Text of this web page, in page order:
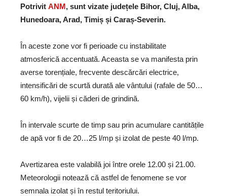
Potrivit ANM, sunt vizate județele Bihor, Cluj, Alba,
Hunedoara, Arad, Timiș și Caraș-Severin.
În aceste zone vor fi perioade cu instabilitate
atmosferică accentuată. Aceasta se va manifesta prin
averse torențiale, frecvente descărcări electrice,
intensificări de scurtă durată ale vântului (rafale de 50…
60 km/h), vijelii și căderi de grindină.
În intervale scurte de timp sau prin acumulare cantitățile
de apă vor fi de 20…25 l/mp și izolat de peste 40 l/mp.
Avertizarea este valabilă joi între orele 12.00 și 21.00.
Meteorologii notează că astfel de fenomene se vor
semnala izolat și în restul teritoriului.